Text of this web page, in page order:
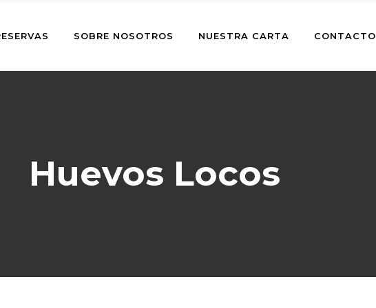
SOBRE NOSOTROS NUESTRA CARTA CONTACTO
Huevos Locos